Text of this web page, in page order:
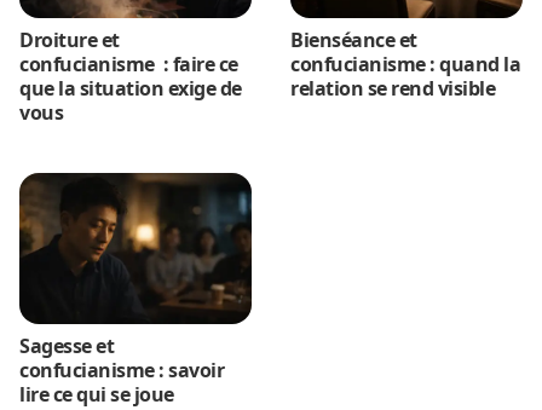
Droiture et
confucianisme : faire ce
que la situation exige de
vous
Bienséance et
confucianisme : quand la
relation se rend visible
Sagesse et
confucianisme : savoir
lire ce qui se joue